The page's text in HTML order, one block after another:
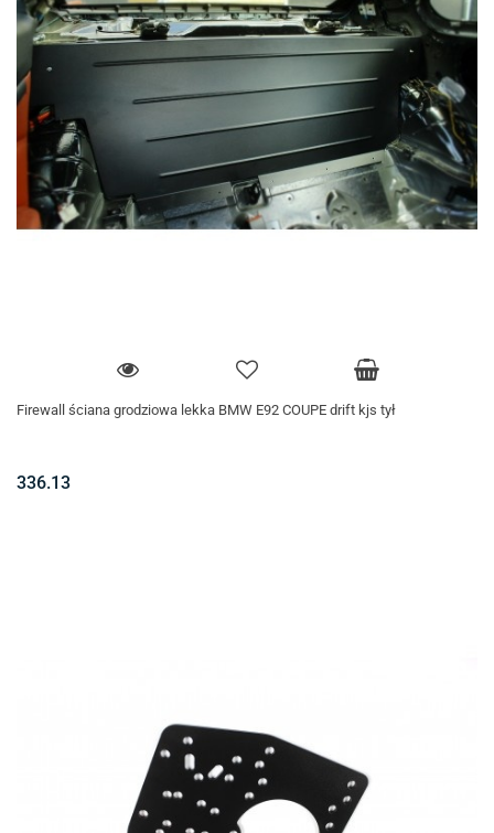
Firewall ściana grodziowa lekka BMW E92 COUPE drift kjs tył
336.13